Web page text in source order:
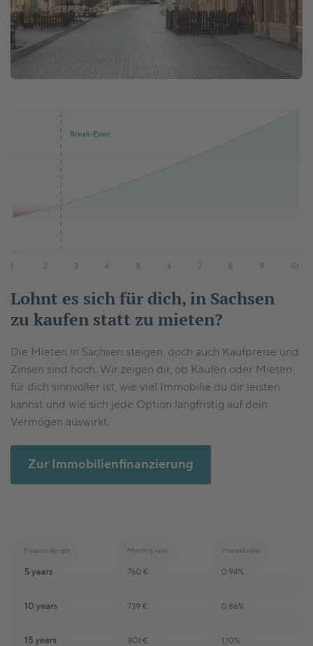
Lohnt es sich für dich, in Sachsen
zu kaufen statt zu mieten?
Die Mieten in Sachsen steigen, doch auch Kaufpreise und
Zinsen sind hoch. Wir zeigen dir, ob Kaufen oder Mieten
für dich sinnvoller ist, wie viel Immobilie du dir leisten
kannst und wie sich jede Option langfristig auf dein
Vermögen auswirkt.
Zur Immobilienfinanzierung